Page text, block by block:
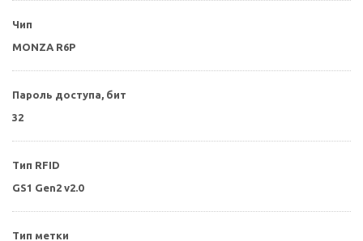
Чип
MONZA R6P
Пароль доступа, бит
32
Тип RFID
GS1 Gen2 v2.0
Тип метки